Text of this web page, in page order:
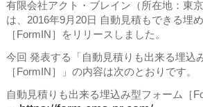
有限会社アクト・ブレイン（所在地：東
は、2016年9月20日 自動見積もできる埋
［FormIN］をリリースしました。
今回 発表する「自動見積りも出来る埋込
［FormIN］」の内容は次のとおりです。
自動見積りも出来る埋込み型フォーム［